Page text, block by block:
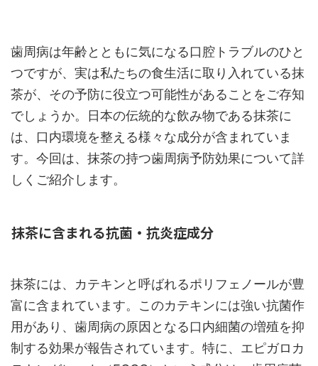
歯周病は年齢とともに気になる口腔トラブルのひと
つですが、実は私たちの食生活に取り入れている抹
茶が、その予防に役立つ可能性があることをご存知
でしょうか。日本の伝統的な飲み物である抹茶に
は、口内環境を整える様々な成分が含まれていま
す。今回は、抹茶の持つ歯周病予防効果について詳
しくご紹介します。
抹茶に含まれる抗菌・抗炎症成分
抹茶には、カテキンと呼ばれるポリフェノールが豊
富に含まれています。このカテキンには強い抗菌作
用があり、歯周病の原因となる口内細菌の増殖を抑
制する効果が報告されています。特に、エピガロカ